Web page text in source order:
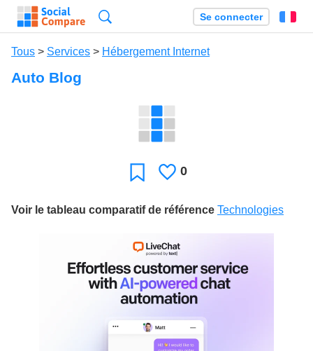
Se connecter
Tous > Services > Hébergement Internet
Auto Blog
Favori J'aime
0
Voir le tableau comparatif de référence Technologies